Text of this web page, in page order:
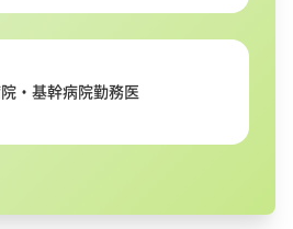
・基幹病院勤務医